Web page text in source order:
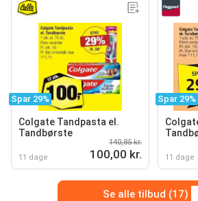
Spar 29%
Colgate Tandpasta el.
Tandbørste
11 dage
140,85 kr.
100,00 kr.
Spar 29%
11 dage
Se alle tilbud (17)